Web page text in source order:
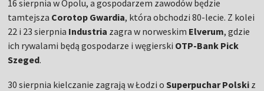
16 sierpnia w Opolu, a gospodarzem zawodów będzie
tamtejsza Corotop Gwardia, która obchodzi 80-lecie. Z kolei
22 i 23 sierpnia Industria zagra w norweskim Elverum, gdzie
ich rywalami będą gospodarze i węgierski OTP-Bank Pick
Szeged.
30 sierpnia kielczanie zagrają w Łodzi oSuperpuchar Polski z